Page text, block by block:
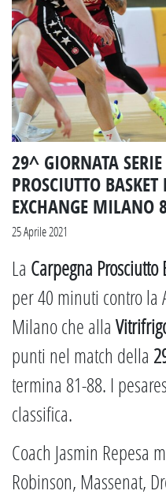
29^ GIORNATA
PROSCIUTTO
EXCHANGE MILANO
25 Aprile 2021
La Carpegna Prosciutto
per 40 minuti contro la
Milano che alla
punti nel match della
termina 81-88. I
classifica.
Coach Jasmin Repesa
Robinson, Massenat,